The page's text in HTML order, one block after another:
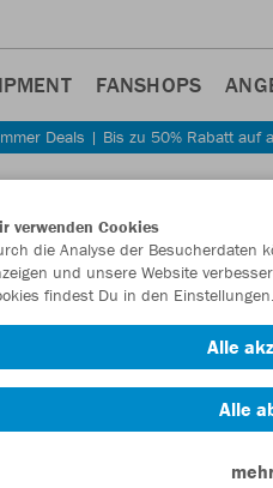
FANSHOPS
Deals | Bis zu 50% Rabatt auf
verwenden Cookies
die Analyse der Besucherdaten
und unsere Website
findest Du in den Einstellungen.
Alle
Alle